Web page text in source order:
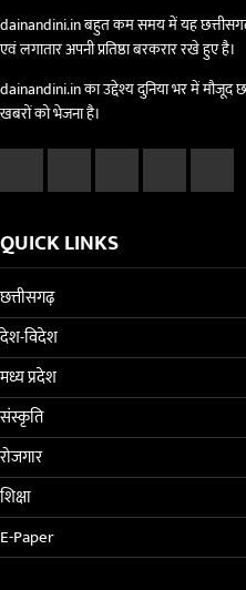
dainandini.in बहुत कम समय में यह छत्तीसगढ़
एवं लगातार अपनी प्रतिष्ठा बरकरार रखे हुए है।
dainandini.in का उद्देश्य दुनिया भर में
खबरों को भेजना है।
QUICK LINKS
छत्तीसगढ़
देश-विदेश
मध्य प्रदेश
संस्कृति
रोजगार
शिक्षा
E-Paper